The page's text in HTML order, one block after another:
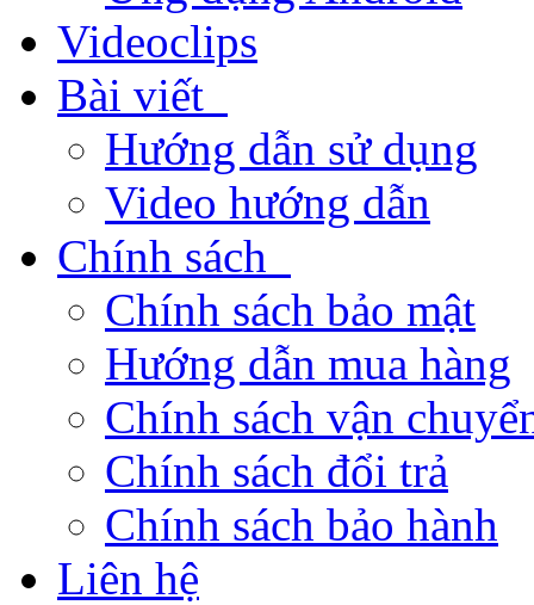
Videoclips
Bài viết
Hướng dẫn sử dụng
Video hướng dẫn
Chính sách
Chính sách bảo mật
Hướng dẫn mua hàng
Chính sách vận
Chính sách đổi trả
Chính sách bảo hành
Liên hệ